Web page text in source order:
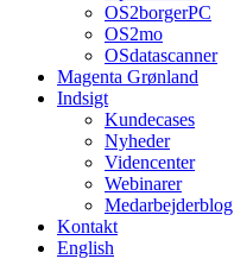
OS2borgerPC
OS2mo
OSdatascanner
Magenta Grønland
Indsigt
Kundecases
Nyheder
Videncenter
Webinarer
Medarbejderblog
Kontakt
English